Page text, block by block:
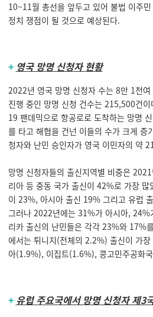
10~11월 총선을 앞두고 있어 불법 이주
정치 쟁점이 될 것으로 예상된다.
+ 영국 망명 신청자 현황
2022년 영국 망명 신청자 수는 8만 1천
진행 중인 망명 신청 건수는 215,500건
19 팬데믹으로 항공로로 도착하는 망명
를 타고 해협을 건넌 이들의 수가 크게 증
청자와 난민 승인자가 영국 이민자의 약
망명 신청자들의 출신지역별 비중은
리아 등 중동 국가 출신이 42%로 가장 많
이 23%, 아시아 출신 19% 그리고 유럽
그러나 2022년에는 31%가 아시아, 24%
리카 출신의 난민들은 각각 23%와 17%
에서는 튀니지(전체의 2.2%) 출신이 가
아(1.9%), 이집트(1.6%), 콩고민주공화
+ 유럽 주요국에서 망명 신청자 제3